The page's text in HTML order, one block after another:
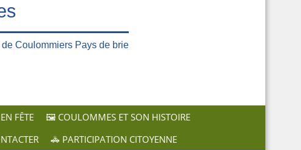
Coulommiers Pays de brie
FÊTE
🖼️ COULOMMES ET SON HISTOIRE
🚓 PARTICIPATION CITOYENNE